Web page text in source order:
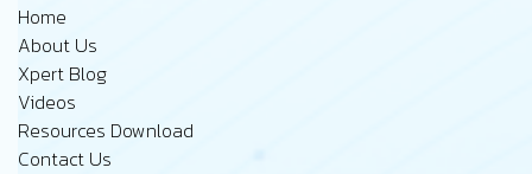
Home
About Us
Xpert Blog
Videos
Resources Download
Contact Us